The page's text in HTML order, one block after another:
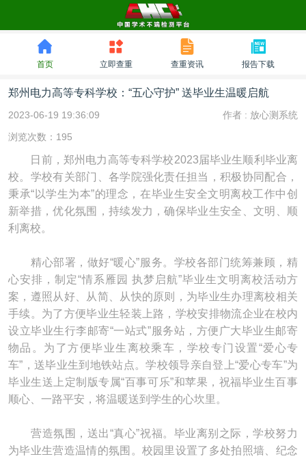
首页 立即查重 查重资讯 报告下载
郑州电力高等专科学校：“五心守护” 送毕业生温暖启航
2023-06-19 19:36:09 作者 : 放心测系统
浏览次数：195
日前，郑州电力高等专科学校2023届毕业生顺利毕业离
校。学校有关部门、各学院强化责任担当，积极协同配合，
秉承“以学生为本”的理念，在毕业生安全文明离校工作中创
新举措，优化氛围，持续发力，确保毕业生安全、文明、顺
利离校。
精心部署，做好“暖心”服务。学校各部门统筹兼顾，精
心安排，制定“情系雁园 执梦启航”毕业生文明离校活动方
案，遵照从好、从简、从快的原则，为毕业生办理离校相关
手续。为了方便毕业生轻装上路，学校安排物流企业在校内
设立毕业生行李邮寄“一站式”服务站，方便广大毕业生邮寄
物品。为了方便毕业生离校乘车，学校专门设置“爱心专
车”，送毕业生到地铁站点。学校领导亲自登上“爱心专车”为
毕业生送上定制版专属“百事可乐”和苹果，祝福毕业生百事
顺心、一路平安，将温暖送到学生的心坎里。
营造氛围，送出“真心”祝福。毕业离别之际，学校努力
为毕业生营造温情的氛围。校园里设置了多处拍照墙、纪念